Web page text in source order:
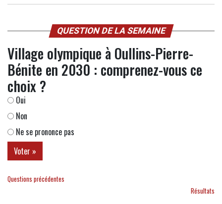
QUESTION DE LA SEMAINE
Village olympique à Oullins-Pierre-
Bénite en 2030 : comprenez-vous ce
choix ?
Oui
Non
Ne se prononce pas
Questions précédentes
Résultats